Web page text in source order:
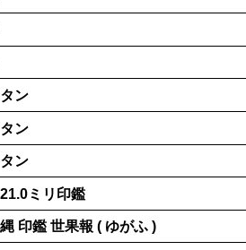
ン
ン
ン
ミリ印鑑
印鑑 世果報 ( ゆがふ )